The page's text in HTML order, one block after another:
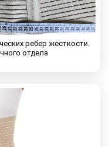
ребер жесткости.
отдела